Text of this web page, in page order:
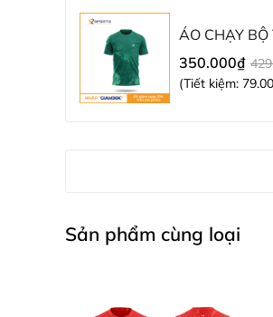
L
63kg - 72kg
73kg - 85kg
Lưu ý:
5. Vì sao nên chọn
cam kết mang đến
mà còn đảm bảo an toàn
ÁO CHẠY
350.000₫
(Tiết kiệm:
Sản phẩm cùng loại